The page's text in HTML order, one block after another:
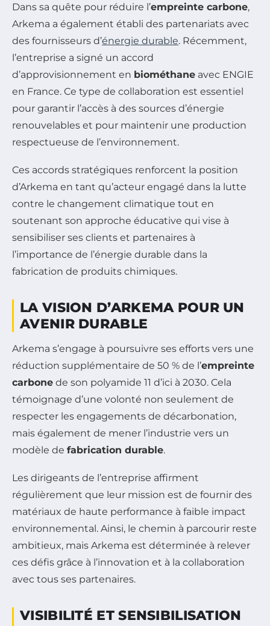
Dans sa quête pour réduire l’empreinte carbone,
Arkema a également établi des partenariats avec
des fournisseurs d’énergie durable. Récemment,
l’entreprise a signé un accord
d’approvisionnement en biométhane avec ENGIE
en France. Ce type de collaboration est essentiel
pour garantir l’accès à des sources d’énergie
renouvelables et pour maintenir une production
respectueuse de l’environnement.
Ces accords stratégiques renforcent la position
d’Arkema en tant qu’acteur engagé dans la lutte
contre le changement climatique tout en
soutenant son approche éducative qui vise à
sensibiliser ses clients et partenaires à
l’importance de l’énergie durable dans la
fabrication de produits chimiques.
LA VISION D’ARKEMA POUR UN
AVENIR DURABLE
Arkema s’engage à poursuivre ses efforts vers une
réduction supplémentaire de 50 % de l’empreinte
carbone de son polyamide 11 d’ici à 2030. Cela
témoignage d’une volonté non seulement de
respecter les engagements de décarbonation,
mais également de mener l’industrie vers un
modèle de fabrication durable.
Les dirigeants de l’entreprise affirment
régulièrement que leur mission est de fournir des
matériaux de haute performance à faible impact
environnemental. Ainsi, le chemin à parcourir reste
ambitieux, mais Arkema est déterminée à relever
ces défis grâce à l’innovation et à la collaboration
avec tous ses partenaires.
VISIBILITÉ ET SENSIBILISATION